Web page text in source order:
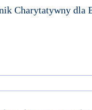
Charytatywny dla